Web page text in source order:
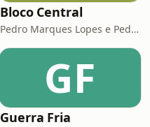
Bloco Central
Pedro Marques Lopes e Pedro Siza Vieira
GF
Guerra Fria